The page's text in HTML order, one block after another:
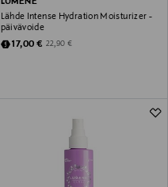
Lähde Intense Hydration Moisturizer -
päivävoide
Discounted Price
17,00 € Original Price
22,90 €